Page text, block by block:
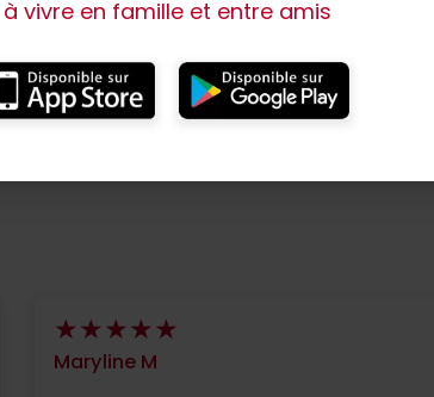
Maryline M
à vivre en famille et entre amis